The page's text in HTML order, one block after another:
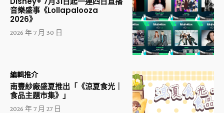
音樂盛事《Lollapalooza
2026》
2026 年 7 月 30 日
編輯推介
南豐紗廠盛夏推出「《涼夏食光｜
食品主題市集》」
2026 年 7 月 27 日